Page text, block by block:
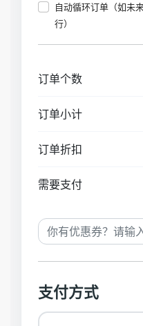
自动循环订单（如未
行）
订单个数
订单小计
订单折扣
需要支付
支付方式